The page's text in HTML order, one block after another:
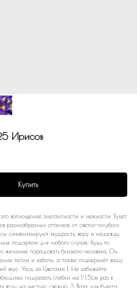
Ирисов
Купить
воплощение элегантности и нежности. Букет
разнообразных оттенков, от светло-голубого
символизируют мудрость, веру и надежду.
подарком для любого случая: будь то
желание порадовать близкого человека. Он
тепла и заботы, а также подчеркнёт вашу
вкус .Уход за Цветами 1. Не забывайте
подрезать стебли на 1-1,5см раз в
воду на чистую, свежую. 3. Ваза для букета